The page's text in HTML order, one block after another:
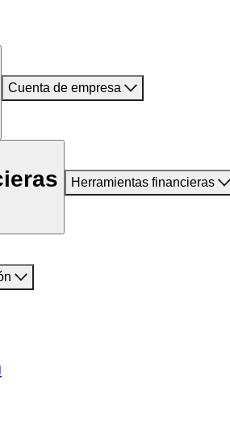
Cuenta de empresa
Herramientas financieras